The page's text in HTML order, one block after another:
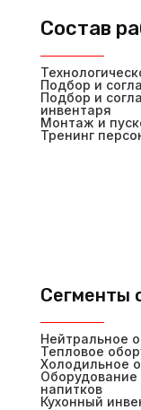
Состав
Подбор и
Подбор и
инвентаря
Монтаж и
Тренинг
Сегменты
Нейтральное
Тепловое
Холодильное
Оборудование
напитков
Кухонный